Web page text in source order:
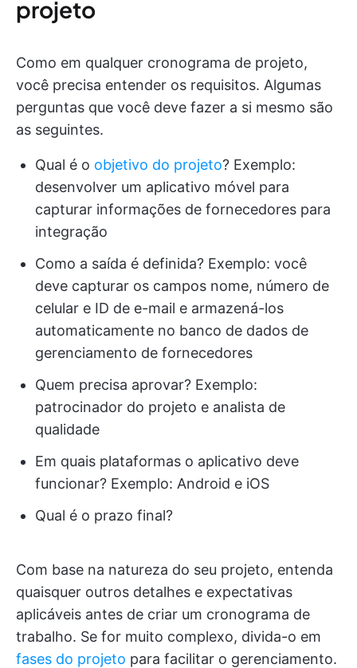
projeto
Como em qualquer cronograma de projeto,
você precisa entender os requisitos. Algumas
perguntas que você deve fazer a si mesmo são
as seguintes.
Qual é o objetivo do projeto? Exemplo:
desenvolver um aplicativo móvel para
capturar informações de fornecedores para
integração
Como a saída é definida? Exemplo: você
deve capturar os campos nome, número de
celular e ID de e-mail e armazená-los
automaticamente no banco de dados de
gerenciamento de fornecedores
Quem precisa aprovar? Exemplo:
patrocinador do projeto e analista de
qualidade
Em quais plataformas o aplicativo deve
funcionar? Exemplo: Android e iOS
Qual é o prazo final?
Com base na natureza do seu projeto, entenda
quaisquer outros detalhes e expectativas
aplicáveis antes de criar um cronograma de
trabalho. Se for muito complexo, divida-o em
fases do projeto para facilitar o gerenciamento.